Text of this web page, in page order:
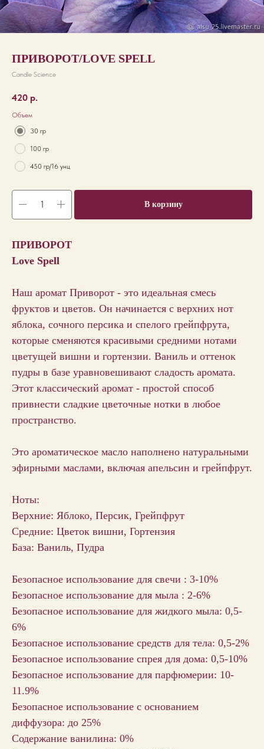
ПРИВОРОТ/LOVE SPELL
Candle Science
420 р.
Объем
30 гр
100 гр
450 гр/16 унц
В корзину
ПРИВОРОТ
Love Spell
Наш аромат Приворот - это идеальная смесь
фруктов и цветов. Он начинается с верхних нот
яблока, сочного персика и спелого грейпфрута,
которые сменяются красивыми средними нотами
цветущей вишни и гортензии. Ваниль и оттенок
пудры в базе уравновешивают сладость аромата.
Этот классический аромат - простой способ
привнести сладкие цветочные нотки в любое
пространство.
Это ароматическое масло наполнено натуральными
эфирными маслами, включая апельсин и грейпфрут.
Ноты:
Верхние: Яблоко, Персик, Грейпфрут
Средние: Цветок вишни, Гортензия
База: Ваниль, Пудра
Безопасное использование для свечи : 3-10%
Безопасное использование для мыла : 2-6%
Безопасное использование для жидкого мыла: 0,5-
6%
Безопасное использование средств для тела: 0,5-2%
Безопасное использование спрея для дома: 0,5-10%
Безопасное использование для парфюмерии: 10-
11.9%
Безопасное использование с основанием
диффузора: до 25%
Содержание ванилина: 0%